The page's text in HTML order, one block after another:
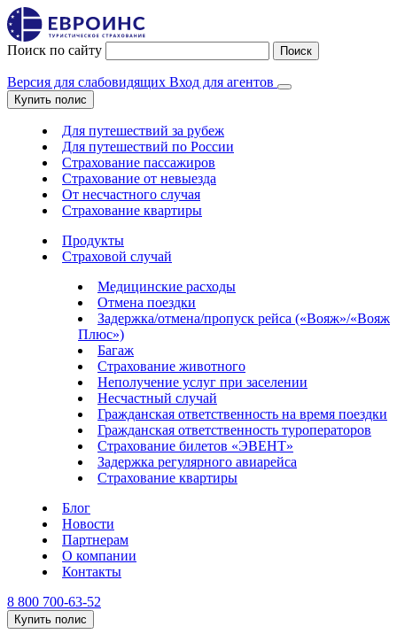
Поиск по сайту Поиск
Версия для слабовидящих Вход для агентов
Купить полис
Для путешествий за рубеж
Для путешествий по России
Страхование пассажиров
Страхование от невыезда
От несчастного случая
Страхование квартиры
Продукты
Страховой случай
Медицинские расходы
Отмена поездки
Задержка/отмена/пропуск рейса («Вояж»/«Вояж
Плюс»)
Багаж
Страхование животного
Неполучение услуг при заселении
Несчастный случай
Гражданская ответственность на время поездки
Гражданская ответственность туроператоров
Страхование билетов «ЭВЕНТ»
Задержка регулярного авиарейса
Страхование квартиры
Блог
Новости
Партнерам
О компании
Контакты
8 800 700-63-52
Купить полис